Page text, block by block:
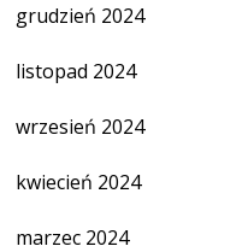
grudzień 2024
listopad 2024
wrzesień 2024
kwiecień 2024
marzec 2024